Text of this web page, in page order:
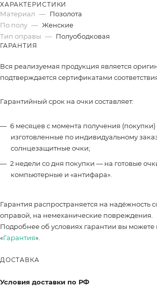
ХАРАКТЕРИСТИКИ
Материал — Позолота
По полу — Женские
Тип оправы — Полуободковая
ГАРАНТИЯ
Вся реализуемая продукция является
подтверждается сертификатами
Гарантийный срок на очки составляет:
6 месяцев с момента получения (покупки)
изготовленные по индивидуальному
солнцезащитные очки;
2 недели со дня покупки — на готовые
компьютерные и «антифара».
Гарантия распространяется на надёжность
оправой, на немеханические повреждения.
Подробнее об условиях гарантии вы можете
«Гарантия».
ДОСТАВКА
Условия доставки по РФ